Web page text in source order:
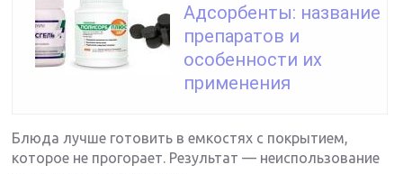
Адсорбенты: название
препаратов и
особенности их
применения
Блюда лучше готовить в емкостях с покрытием,
которое не прогорает. Результат — неиспользование